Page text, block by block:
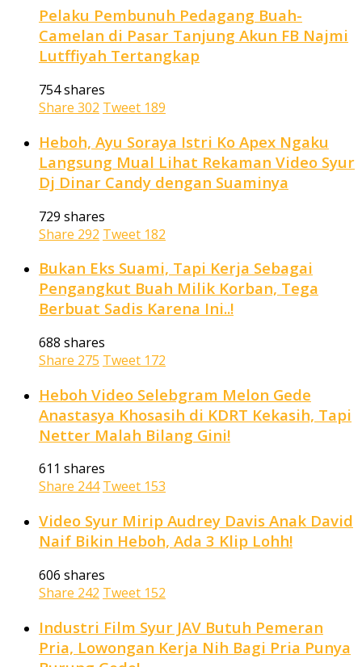
Pelaku Pembunuh Pedagang Buah-
Camelan di Pasar Tanjung Akun FB Najmi
Lutffiyah Tertangkap
754 shares
Share 302 Tweet 189
Heboh, Ayu Soraya Istri Ko Apex Ngaku
Langsung Mual Lihat Rekaman Video Syur
Dj Dinar Candy dengan Suaminya
729 shares
Share 292 Tweet 182
Bukan Eks Suami, Tapi Kerja Sebagai
Pengangkut Buah Milik Korban, Tega
Berbuat Sadis Karena Ini..!
688 shares
Share 275 Tweet 172
Heboh Video Selebgram Melon Gede
Anastasya Khosasih di KDRT Kekasih, Tapi
Netter Malah Bilang Gini!
611 shares
Share 244 Tweet 153
Video Syur Mirip Audrey Davis Anak David
Naif Bikin Heboh, Ada 3 Klip Lohh!
606 shares
Share 242 Tweet 152
Industri Film Syur JAV Butuh Pemeran
Pria, Lowongan Kerja Nih Bagi Pria Punya